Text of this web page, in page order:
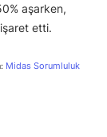
aşarken,
etti.
Midas Sorumluluk